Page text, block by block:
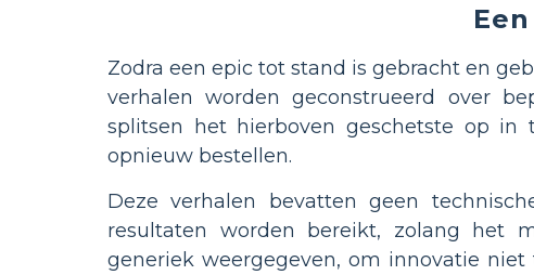
Zodra een epic tot stand is gebracht en
verhalen worden geconstrueerd over
splitsen het hierboven geschetste op in
opnieuw bestellen.
Deze verhalen bevatten geen
resultaten worden bereikt, zolang het
generiek weergegeven, om innovatie